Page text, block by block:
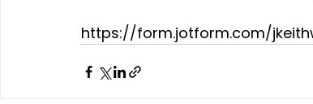
https://form.jotform.com/